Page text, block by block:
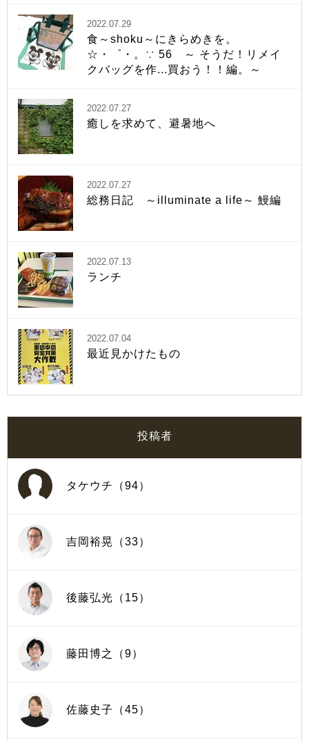
2022.07.29
食～shoku～にきらめきを。
☆・゜・。∵ 56 ～ そうだ！リメイ
クバッグを作...買おう！！編。～
2022.07.27
癒しを求めて、避暑地へ
2022.07.27
総務日記 ～illuminate a life～ 鰻編
2022.07.13
ランチ
2022.07.04
最近見かけたもの
投稿者
タケウチ（94）
吉岡裕晃（33）
後藤弘光（15）
藤田博之（9）
佐藤史子（45）